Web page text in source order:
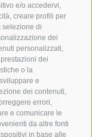
e/o accedervi,
creare profili per
selezione di
dei
personalizzati,
dei
o la
e
dei contenuti,
errori,
e comunicare le
da altre fonti
in base alle
arresto
carabinieri
incidente
lubrense